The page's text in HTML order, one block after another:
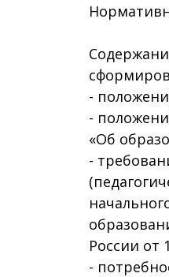
-
-
«Об
-
России от
-